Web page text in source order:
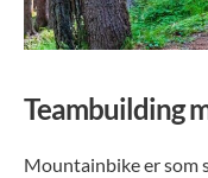
Teambuilding
Mountainbike er som